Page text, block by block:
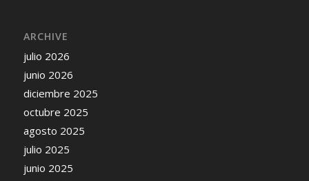
ARCHIVE
julio 2026
junio 2026
diciembre 2025
octubre 2025
agosto 2025
julio 2025
junio 2025